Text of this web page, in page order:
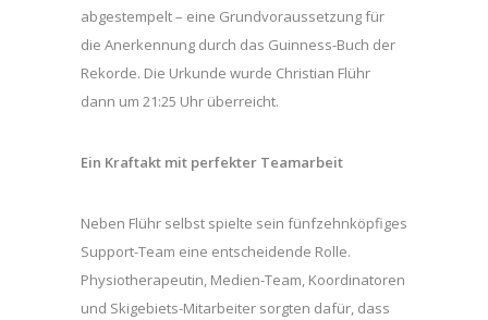
abgestempelt – eine Grundvoraussetzung für
die Anerkennung durch das Guinness-Buch der
Rekorde. Die Urkunde wurde Christian Flühr
dann um 21:25 Uhr überreicht.
Ein Kraftakt mit perfekter Teamarbeit
Neben Flühr selbst spielte sein fünfzehnköpfiges
Support-Team eine entscheidende Rolle.
Physiotherapeutin, Medien-Team, Koordinatoren
und Skigebiets-Mitarbeiter sorgten dafür, dass